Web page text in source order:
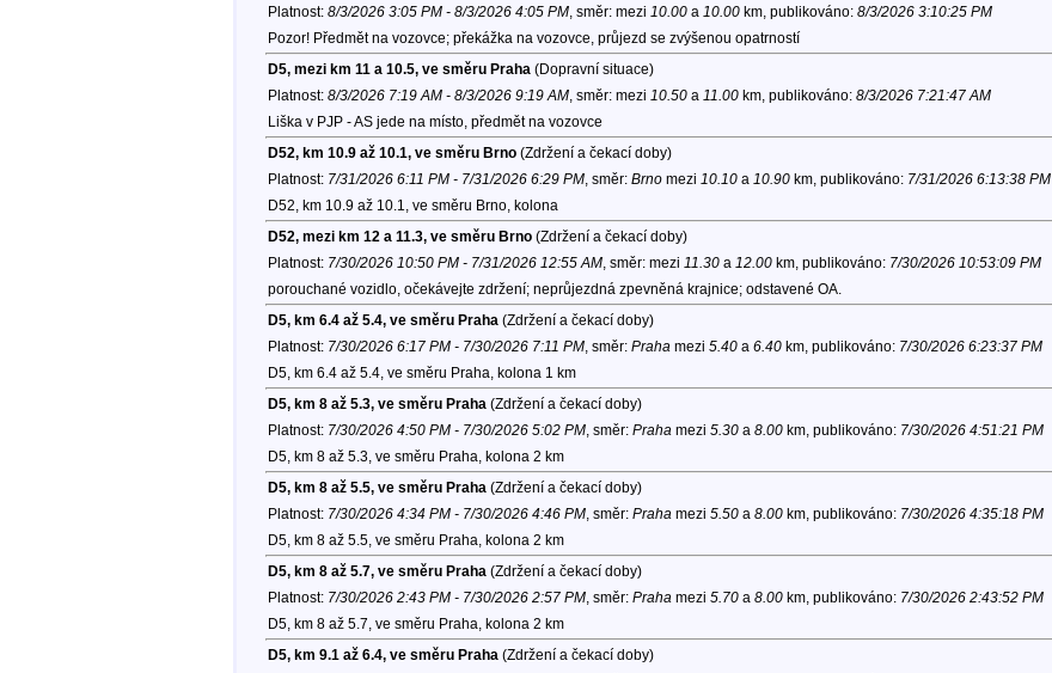
Platnost: 8/3/2026 3:05 PM - 8/3/2026 4:05 PM, směr: mezi 10.00a 10.00km, publikováno: 8/3/2026 3:10:25 PM
Pozor! Předmět na vozovce; překážka na vozovce, průjezd se zvýšenou opatrností
D5, mezi km 11 a 10.5, ve směru Praha (Dopravní situace)
Platnost: 8/3/2026 7:19 AM - 8/3/2026 9:19 AM, směr: mezi 10.50a 11.00km, publikováno: 8/3/2026 7:21:47 AM
Liška v PJP - AS jede na místo, předmět na vozovce
D52, km 10.9 až 10.1, ve směru Brno(Zdržení a čekací doby)
Platnost: 7/31/2026 6:11 PM - 7/31/2026 6:29 PM, směr: Brnomezi 10.10a 10.90km, publikováno: 7/31/2026 6:13:38 PM
D52, km 10.9 až 10.1, ve směru Brno, kolona
D52, mezi km 12 a 11.3, ve směru Brno(Zdržení a čekací doby)
Platnost: 7/30/2026 10:50 PM - 7/31/2026 12:55 AM, směr: mezi 11.30a 12.00km, publikováno: 7/30/2026 10:53:09 PM
porouchané vozidlo, očekávejte zdržení; neprůjezdná zpevněná krajnice; odstavené OA.
D5, km 6.4 až 5.4, ve směru Praha (Zdržení a čekací doby)
Platnost: 7/30/2026 6:17 PM - 7/30/2026 7:11 PM, směr: Praha mezi 5.40a 6.40km, publikováno: 7/30/2026 6:23:37 PM
D5, km 6.4 až 5.4, ve směru Praha, kolona 1 km
D5, km 8 až 5.3, ve směru Praha (Zdržení a čekací doby)
Platnost: 7/30/2026 4:50 PM - 7/30/2026 5:02 PM, směr: Praha mezi 5.30a 8.00km, publikováno: 7/30/2026 4:51:21 PM
D5, km 8 až 5.3, ve směru Praha, kolona 2 km
D5, km 8 až 5.5, ve směru Praha (Zdržení a čekací doby)
Platnost: 7/30/2026 4:34 PM - 7/30/2026 4:46 PM, směr: Praha mezi 5.50a 8.00km, publikováno: 7/30/2026 4:35:18 PM
D5, km 8 až 5.5, ve směru Praha, kolona 2 km
D5, km 8 až 5.7, ve směru Praha (Zdržení a čekací doby)
Platnost: 7/30/2026 2:43 PM - 7/30/2026 2:57 PM, směr: Praha mezi 5.70a 8.00km, publikováno: 7/30/2026 2:43:52 PM
D5, km 8 až 5.7, ve směru Praha, kolona 2 km
D5, km 9.1 až 6.4, ve směru Praha (Zdržení a čekací doby)